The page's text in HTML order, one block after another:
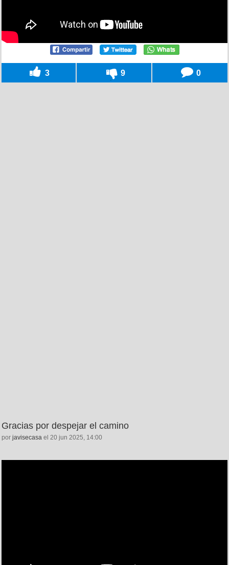
3 9 0
Gracias por despejar el camino
por javisecasa el 20 jun 2025, 14:00